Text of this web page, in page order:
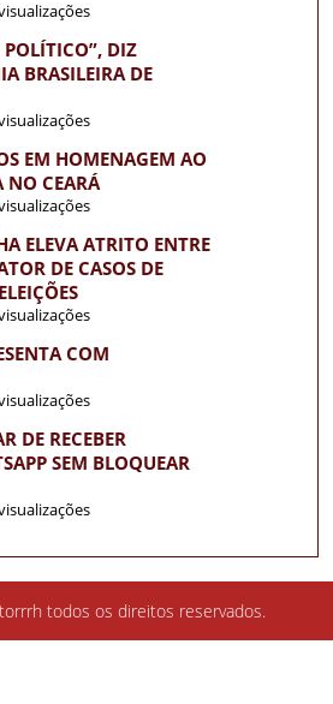
POLÍTICO”, DIZ
BRASILEIRA DE
EM HOMENAGEM AO
NO CEARÁ
ELEVA ATRITO ENTRE
DE CASOS DE
COM
DE RECEBER
SEM BLOQUEAR
todos os direitos reservados.